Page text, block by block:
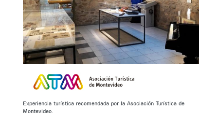
Experiencia turística recomendada por la Asociación Turística de
Montevideo.